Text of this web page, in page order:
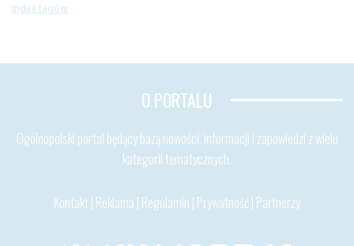
Index tagów
O PORTALU
Ogólnopolski portal będący bazą nowości, informacji i zapowiedzi z wielu
kategorii tematycznych.
Kontakt | Reklama | Regulamin | Prywatność| Partnerzy